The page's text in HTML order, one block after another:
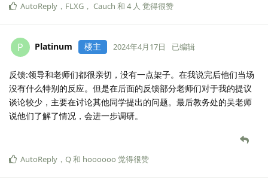
AutoReply ， FLXG ， Cauch 和 4 人 觉得很赞
P Platinum 楼主 2024年4月17日 已编辑
反馈:领导和老师们都很亲切，没有一点架子。在我说完后他们当场
没有什么特别的反应。但是在后面的反馈部分老师们对于我的提议
谈论较少，主要在讨论其他同学提出的问题。最后教务处的吴老师
说他们了解了情况，会进一步调研。
AutoReply ， Q和 hoooooo 觉得很赞